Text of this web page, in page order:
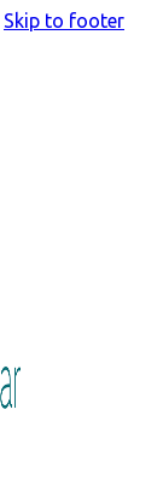
Skip to footer